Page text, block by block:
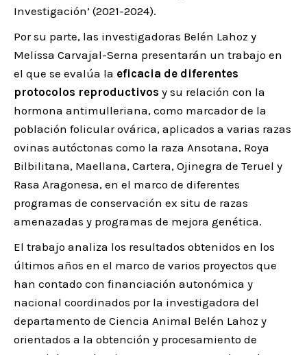
Investigación’ (2021-2024).
Por su parte, las investigadoras Belén Lahoz y
Melissa Carvajal-Serna presentarán un trabajo en
el que se evalúa la eficacia de diferentes
protocolos reproductivos y su relación con la
hormona antimulleriana, como marcador de la
población folicular ovárica, aplicados a varias razas
ovinas autóctonas como la raza Ansotana, Roya
Bilbilitana, Maellana, Cartera, Ojinegra de Teruel y
Rasa Aragonesa, en el marco de diferentes
programas de conservación ex situ de razas
amenazadas y programas de mejora genética.
El trabajo analiza los resultados obtenidos en los
últimos años en el marco de varios proyectos que
han contado con financiación autonómica y
nacional coordinados por la investigadora del
departamento de Ciencia Animal Belén Lahoz y
orientados a la obtención y procesamiento de